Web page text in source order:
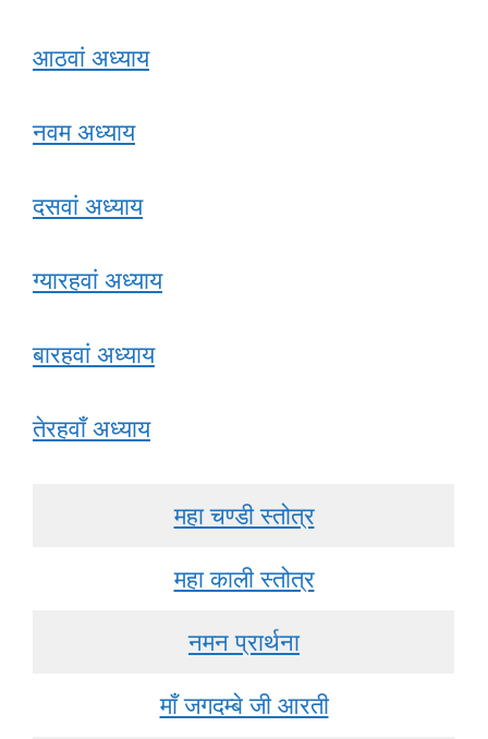
आठवां अध्याय
नवम अध्याय
दसवां अध्याय
ग्यारहवां अध्याय
बारहवां अध्याय
तेरहवाँ अध्याय
महा चण्डी स्तोत्र
महा काली स्तोत्र
नमन प्रार्थना
माँ जगदम्बे जी आरती